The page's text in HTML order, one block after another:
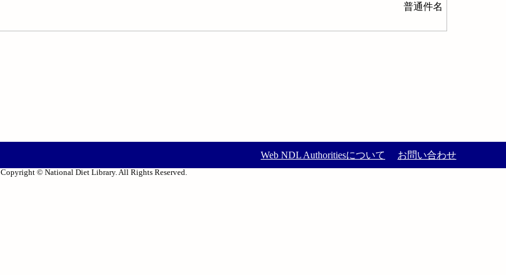
普通件名
Web NDL Authoritiesについて お問い合わせ
Copyright © National Diet Library. All Rights Reserved.